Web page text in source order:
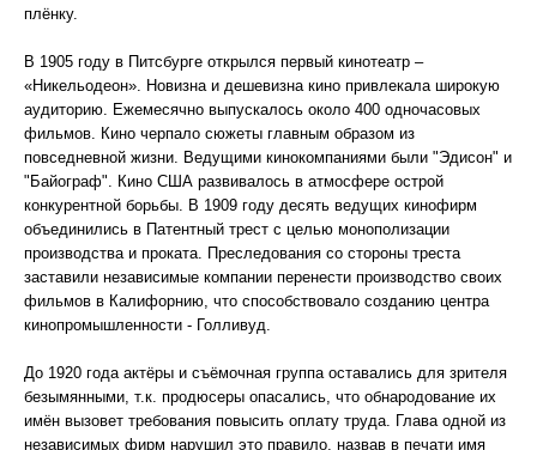
плёнку.
В 1905 году в Питсбурге открылся первый кинотеатр –
«Никельодеон». Новизна и дешевизна кино привлекала широкую
аудиторию. Ежемесячно выпускалось около 400 одночасовых
фильмов. Кино черпало сюжеты главным образом из
повседневной жизни. Ведущими кинокомпаниями были "Эдисон" и
"Байограф". Кино США развивалось в атмосфере острой
конкурентной борьбы. В 1909 году десять ведущих кинофирм
объединились в Патентный трест с целью монополизации
производства и проката. Преследования со стороны треста
заставили независимые компании перенести производство своих
фильмов в Калифорнию, что способствовало созданию центра
кинопромышленности - Голливуд.
До 1920 года актёры и съёмочная группа оставались для зрителя
безымянными, т.к. продюсеры опасались, что обнародование их
имён вызовет требования повысить оплату труда. Глава одной из
независимых фирм нарушил это правило, назвав в печати имя